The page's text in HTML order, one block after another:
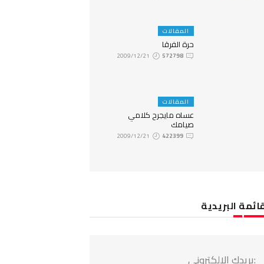
المقالات
حرة الفرقا
572798
المقالات
عساه مايجرح كلامي
صيامك
422399
البريدية
:بريدك الالكتروني